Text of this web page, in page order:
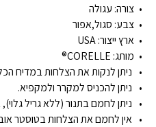
צורה: עגולה
צבע: סגול,אפור
ארץ ייצור:USA
מותג: CORELLE®
ניתן לנקות את הצלחות במדיח
ניתן להכניס למקרר ולמקפיא.
ניתן לחמם בתנור (ללא גריל
אין לחמם את הצלחות בטוסטר אובן